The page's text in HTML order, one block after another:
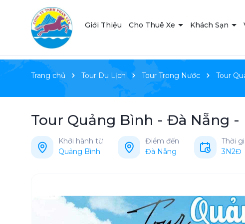
Giới Thiệu Cho Thuê Xe Khách Sạn
Trang chủ Tour Du Lịch Tour Trong Nước Tour
Tour Quảng Bình - Đà Nẵng
Khởi hành từ
Quảng Bình
Điểm đến
Đà Nẵng
Thời
3N2Đ